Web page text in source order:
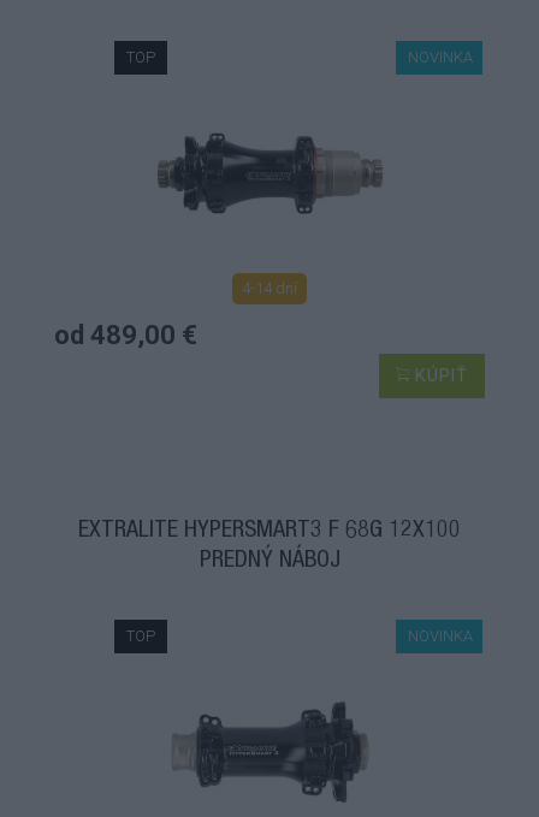
NOVINKA
TOP
4-14 dní
od 489,00 €
KÚPIŤ
EXTRALITE HYPERSMART3 F 68G 12X100
PREDNÝ NÁBOJ
NOVINKA
TOP